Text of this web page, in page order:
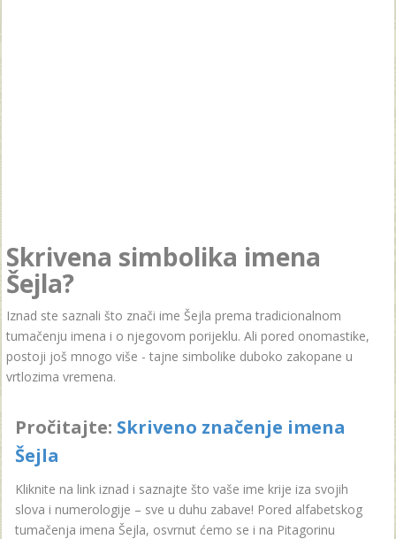
Skrivena simbolika imena
Šejla?
Iznad ste saznali što znači ime Šejla prema tradicionalnom
tumačenju imena i o njegovom porijeklu. Ali pored onomastike,
postoji još mnogo više - tajne simbolike duboko zakopane u
vrtlozima vremena.
Pročitajte: Skriveno značenje imena
Šejla
Kliknite na link iznad i saznajte što vaše ime krije iza svojih
slova i numerologije – sve u duhu zabave! Pored alfabetskog
tumačenja imena Šejla, osvrnut ćemo se i na Pitagorinu